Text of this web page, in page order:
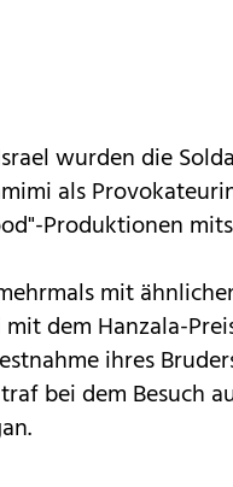
wurden die
als
Produktionen
mit
dem Hanzala-
ihres
bei dem Besuch